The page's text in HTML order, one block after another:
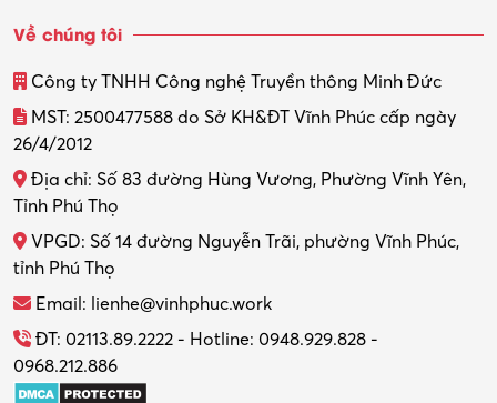
Về chúng tôi
Công ty TNHH Công nghệ Truyền thông Minh Đức
MST: 2500477588 do Sở KH&ĐT Vĩnh Phúc cấp ngày
26/4/2012
Địa chỉ: Số 83 đường Hùng Vương, Phường Vĩnh Yên,
Tỉnh Phú Thọ
VPGD: Số 14 đường Nguyễn Trãi, phường Vĩnh Phúc,
tỉnh Phú Thọ
Email: lienhe@vinhphuc.work
ĐT: 02113.89.2222 - Hotline: 0948.929.828 -
0968.212.886